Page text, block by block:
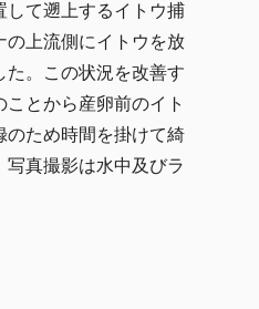
て遡上するイトウ捕
の上流側にイトウを放
。この状況を改善す
とから産卵前のイト
のため時間を掛けて綺
真撮影は水中及びラ